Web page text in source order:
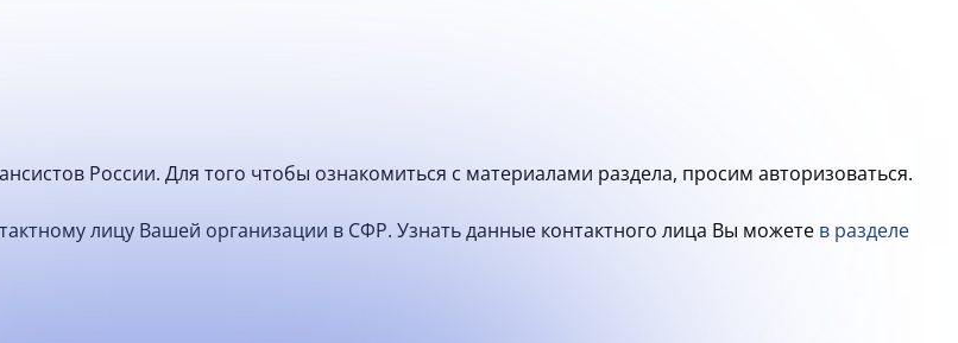
России. Для того чтобы ознакомиться с материалами раздела, просим авторизоваться.
лицу Вашей организации в СФР. Узнать данные контактного лица Вы можете в разделе